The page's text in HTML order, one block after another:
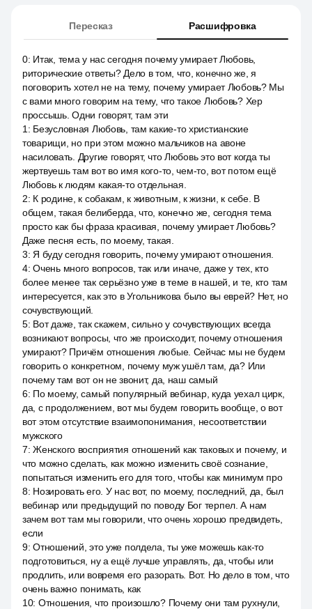
Пересказ Расшифровка
0: Итак, тема у нас сегодня почему умирает Любовь,
риторические ответы? Дело в том, что, конечно же, я
поговорить хотел не на тему, почему умирает Любовь? Мы
с вами много говорим на тему, что такое Любовь? Хер
проссышь. Одни говорят, там эти
1 : Безусловная Любовь, там какие-то христианские
товарищи, но при этом можно мальчиков на авоне
насиловать. Другие говорят, что Любовь это вот когда ты
жертвуешь там вот во имя кого-то, чем-то, вот потом ещё
Любовь к людям какая-то отдельная.
2: К родине, к собакам, к животным, к жизни, к себе. В
общем, такая белиберда, что, конечно же, сегодня тема
просто как бы фраза красивая, почему умирает Любовь?
Даже песня есть, по моему, такая.
3: Я буду сегодня говорить, почему умирают отношения.
4:Очень много вопросов, так или иначе, даже у тех, кто
более менее так серьёзно уже в теме в нашей, и те, кто там
интересуется, как это в Угольникова было вы еврей? Нет, но
сочувствующий.
5: Вот даже, так скажем, сильно у сочувствующих всегда
возникают вопросы, что же происходит, почему отношения
умирают? Причём отношения любые. Сейчас мы не будем
говорить о конкретном, почему муж ушёл там, да? Или
почему там вот он не звонит, да, наш самый
6: По моему, самый популярный вебинар, куда уехал цирк,
да, с продолжением, вот мы будем говорить вообще, о вот
вот этом отсутствие взаимопонимания, несоответствии
мужского
7:Женского восприятия отношений как таковых и почему, и
что можно сделать, как можно изменить своё сознание,
попытаться изменить его для того, чтобы как минимум про
8: Нозировать его. У нас вот, по моему, последний, да, был
вебинар или предыдущий по поводу Бог терпел. А нам
зачем вот там мы говорили, что очень хорошо предвидеть,
если
9:Отношений, это уже полдела, ты уже можешь как-то
подготовиться, ну а ещё лучше управлять, да, чтобы или
продлить, или вовремя его разорать. Вот. Но дело в том, что
очень важно понимать, как
10: Отношения, что произошло? Почему они там рухнули,